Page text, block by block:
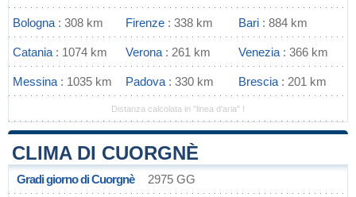
Bologna : 308 km Firenze : 338 km Bari : 884 km
Catania : 1074 km Verona : 261 km Venezia : 366 km
Messina : 1035 km Padova : 330 km Brescia : 201 km
Distanza calcolata in "linea d'aria" !
CLIMA DI CUORGNÈ
Gradi giorno di Cuorgnè 2975 GG